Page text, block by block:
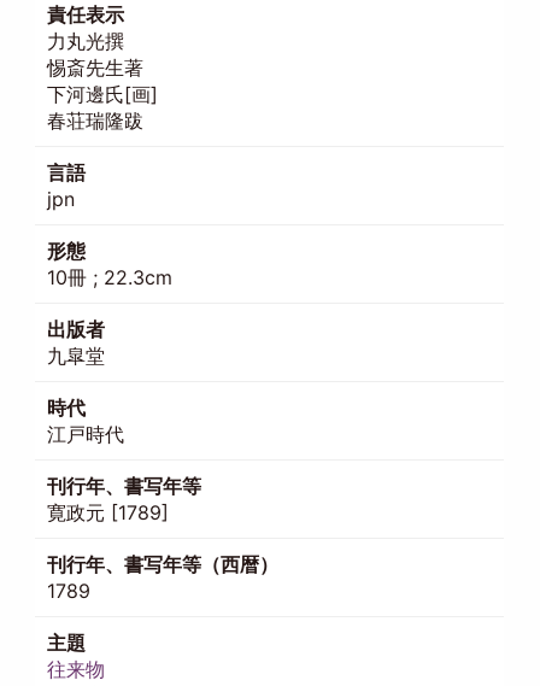
責任表示
力丸光撰
惕斎先生著
下河邊氏[画]
春荘瑞隆跋
言語
jpn
形態
10冊 ; 22.3cm
出版者
九皐堂
時代
江戸時代
刊行年、書写年等
寛政元 [1789]
刊行年、書写年等（西暦）
1789
主題
往来物